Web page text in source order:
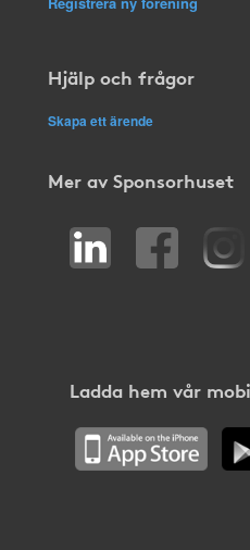
Hjälp och frågor
Skapa ett ärende
Mer av Sponsorhuset
Ladda hem vår